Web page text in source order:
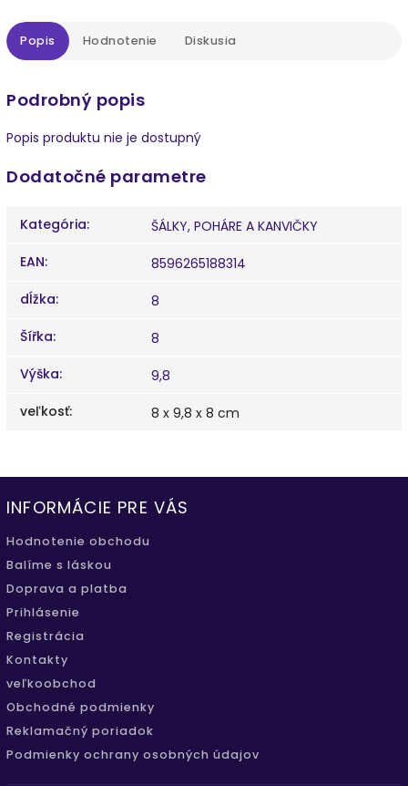
Popis Hodnotenie Diskusia
Podrobný popis
Popis produktu nie je dostupný
Dodatočné parametre
Kategória:
ŠÁLKY, POHÁRE A KANVIČKY
EAN:
8596265188314
dĺžka:
8
Šířka:
8
Výška:
9,8
veľkosť: 8 x 9,8 x 8 cm
INFORMÁCIE PRE VÁS
Hodnotenie obchodu
Balíme s láskou
Doprava a platba
Prihlásenie
Registrácia
Kontakty
veľkoobchod
Obchodné podmienky
Reklamačný poriadok
Podmienky ochrany osobných údajov